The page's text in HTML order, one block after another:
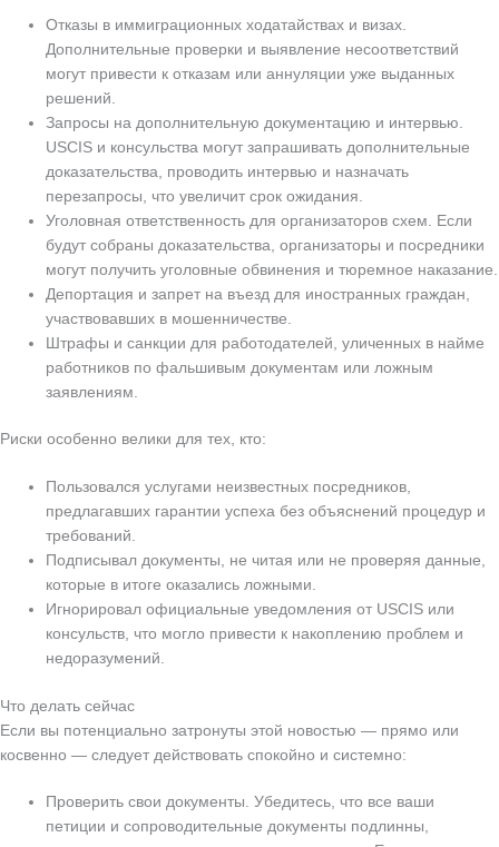
Отказы в иммиграционных ходатайствах и визах.
Дополнительные проверки и выявление несоответствий
могут привести к отказам или аннуляции уже выданных
решений.
Запросы на дополнительную документацию и интервью.
USCIS и консульства могут запрашивать дополнительные
доказательства, проводить интервью и назначать
перезапросы, что увеличит срок ожидания.
Уголовная ответственность для организаторов схем. Если
будут собраны доказательства, организаторы и посредники
могут получить уголовные обвинения и тюремное наказание.
Депортация и запрет на въезд для иностранных граждан,
участвовавших в мошенничестве.
Штрафы и санкции для работодателей, уличенных в найме
работников по фальшивым документам или ложным
заявлениям.
Риски особенно велики для тех, кто:
Пользовался услугами неизвестных посредников,
предлагавших гарантии успеха без объяснений процедур и
требований.
Подписывал документы, не читая или не проверяя данные,
которые в итоге оказались ложными.
Игнорировал официальные уведомления от USCIS или
консульств, что могло привести к накоплению проблем и
недоразумений.
Что делать сейчас
Если вы потенциально затронуты этой новостью — прямо или
косвенно — следует действовать спокойно и системно:
Проверить свои документы. Убедитесь, что все ваши
петиции и сопроводительные документы подлинны,